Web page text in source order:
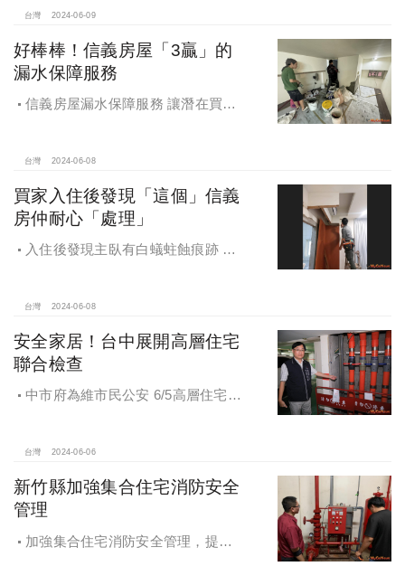
台灣 2024-06-09
好棒棒！信義房屋「3贏」的
漏水保障服務
信義房屋漏水保障服務 讓潛在買賣
台灣 2024-06-08
買家入住後發現「這個」信義
房仲耐心「處理」
入住後發現主臥有白蟻蛀蝕痕跡 信
台灣 2024-06-08
安全家居！台中展開高層住宅
聯合檢查
中市府為維市民公安 6/5高層住宅聯
台灣 2024-06-06
新竹縣加強集合住宅消防安全
管理
加強集合住宅消防安全管理，提升